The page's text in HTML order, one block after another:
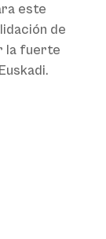
este
de
la fuerte